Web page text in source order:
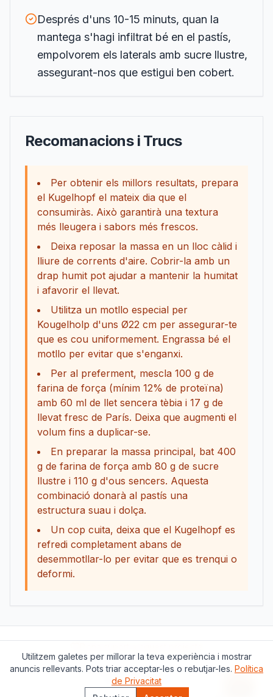
Després d'uns 10-15 minuts, quan la
mantega s'hagi infiltrat bé en el pastís,
empolvorem els laterals amb sucre llustre,
assegurant-nos que estigui ben cobert.
Recomanacions i Trucs
Per obtenir els millors resultats, prepara
el Kugelhopf el mateix dia que el
consumiràs. Això garantirà una textura
més lleugera i sabors més frescos.
Deixa reposar la massa en un lloc càlid i
lliure de corrents d'aire. Cobrir-la amb un
drap humit pot ajudar a mantenir la humitat
i afavorir el llevat.
Utilitza un motllo especial per
Kougelholp d'uns Ø22 cm per assegurar-te
que es cou uniformement. Engrassa bé el
motllo per evitar que s'enganxi.
Per al preferment, mescla 100 g de
farina de força (mínim 12% de proteïna)
amb 60 ml de llet sencera tèbia i 17 g de
llevat fresc de París. Deixa que augmenti el
volum fins a duplicar-se.
En preparar la massa principal, bat 400
g de farina de força amb 80 g de sucre
llustre i 110 g d'ous sencers. Aquesta
combinació donarà al pastís una
estructura suau i dolça.
Un cop cuita, deixa que el Kugelhopf es
refredi completament abans de
desemmotllar-lo per evitar que es trenqui o
deformi.
Sobre nosaltresContactePolítica de Privacitat
Termes del Servei
Utilitzem galetes per millorar la teva experiència i mostrar
anuncis rellevants. Pots triar acceptar-les o rebutjar-les. Política
de Privacitat